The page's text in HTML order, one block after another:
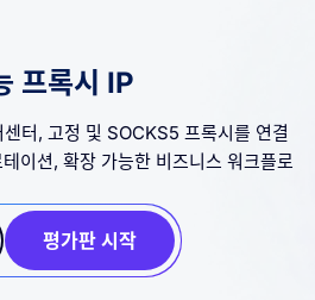
프록시 IP
터, 고정 및 SOCKS5 프록시를 연결
이션, 확장 가능한 비즈니스 워크플로
평가판 시작